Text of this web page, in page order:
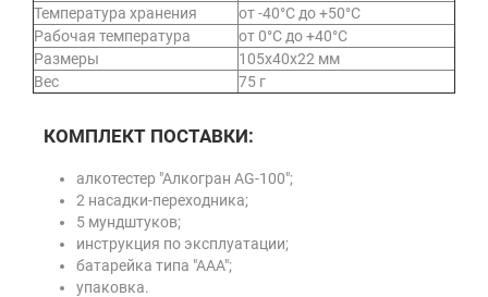
Температура хранения
от -40°С до +50°С
Рабочая температура
от 0°С до +40°С
Размеры
105х40х22 мм
Вес
75 г
КОМПЛЕКТ ПОСТАВКИ:
алкотестер "Алкогран AG-100";
2 насадки-переходника;
5 мундштуков;
инструкция по эксплуатации;
батарейка типа "ААА";
упаковка.